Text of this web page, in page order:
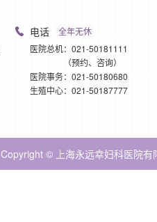
电话
全年无休
医院总机：021-50181111
（预约、咨询）
医院事务：021-50180680
生殖中心：021-50187777
Copyright © 上海永远幸妇科医院